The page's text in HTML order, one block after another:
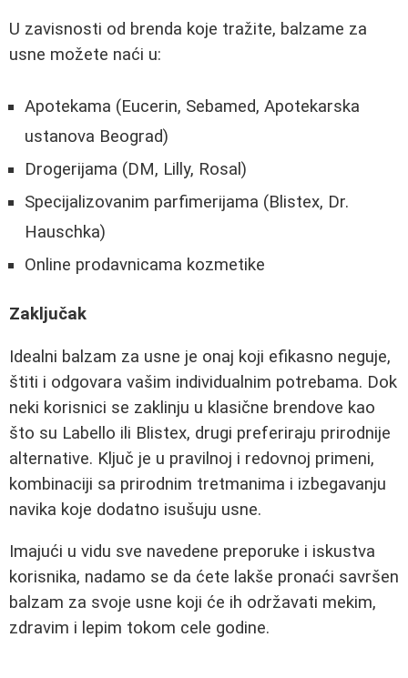
U zavisnosti od brenda koje tražite, balzame za
usne možete naći u:
Apotekama (Eucerin, Sebamed, Apotekarska
ustanova Beograd)
Drogerijama (DM, Lilly, Rosal)
Specijalizovanim parfimerijama (Blistex, Dr.
Hauschka)
Online prodavnicama kozmetike
Zaključak
Idealni balzam za usne je onaj koji efikasno neguje,
štiti i odgovara vašim individualnim potrebama. Dok
neki korisnici se zaklinju u klasične brendove kao
što su Labello ili Blistex, drugi preferiraju prirodnije
alternative. Ključ je u pravilnoj i redovnoj primeni,
kombinaciji sa prirodnim tretmanima i izbegavanju
navika koje dodatno isušuju usne.
Imajući u vidu sve navedene preporuke i iskustva
korisnika, nadamo se da ćete lakše pronaći savršen
balzam za svoje usne koji će ih održavati mekim,
zdravim i lepim tokom cele godine.